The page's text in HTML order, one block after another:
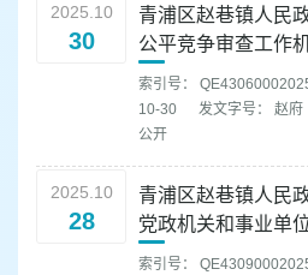
2025.10
30
青浦区赵巷镇人民
公平竞争审查工作
索引号：
10-30
发文字号： 赵
公开
2025.10
28
青浦区赵巷镇人民
党政机关和事业单
索引号：